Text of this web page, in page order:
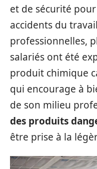
et de sécurité
accidents du
professionnelles,
salariés ont été
produit chimique
qui encourage à
de son milieu
des produits
être prise à la